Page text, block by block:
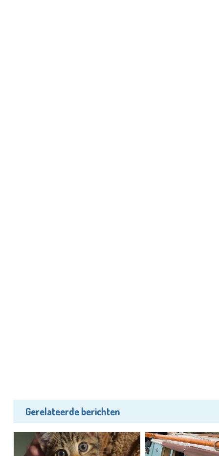
Gerelateerde berichten